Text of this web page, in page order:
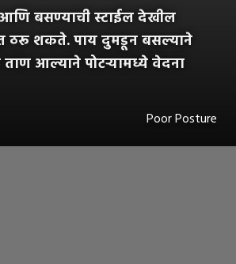
आणि बसण्याची स्टाईल देखील
ठरू शकते. पाय दुमडून बसल्याने
ताण आल्याने पोटऱ्यामध्ये वेदना
Poor Posture